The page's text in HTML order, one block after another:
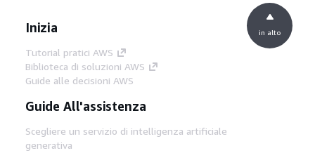
Inizia
Tutorial pratici AWS
Biblioteca di soluzioni AWS
Guide alle decisioni AWS
Guide All'assistenza
Scegliere un servizio di intelligenza artificiale
generativa
in alto